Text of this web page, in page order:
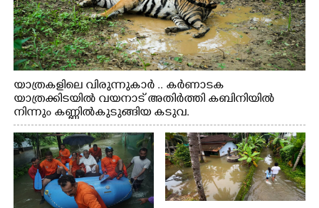
യാത്രകളിലെ വിരുന്നുകാർ .. കർണാടക
യാത്രക്കിടയിൽ വയനാട് അതിർത്തി കബിനിയിൽ
നിന്നും കണ്ണിൽകുടുങ്ങിയ കടുവ.